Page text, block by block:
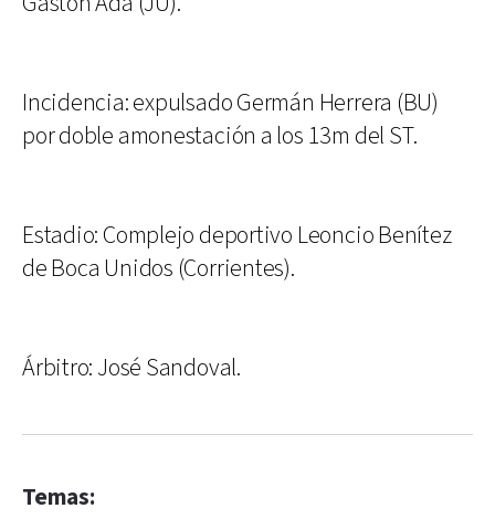
Incidencia: expulsado Germán Herrera (BU)
por doble amonestación a los 13m del ST.
Estadio: Complejo deportivo Leoncio Benítez
de Boca Unidos (Corrientes).
Árbitro: José Sandoval.
Temas: